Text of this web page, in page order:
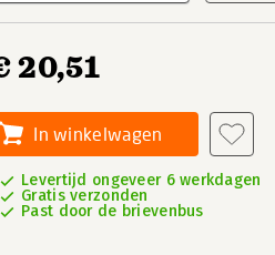
20,51
In winkelwagen
Levertijd ongeveer 6 werkdagen
Gratis verzonden
Past door de brievenbus